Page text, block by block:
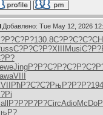
Добавлено: Tue May 12, 2026
130.8С?Р?С?С?
С?Р?С?Р?XIII Musi
JingР?Р?С?Р?
VIII
РћР?С?С?РњР?Р?Р?
Р?Р?Р?Р?CircAdioMcDo